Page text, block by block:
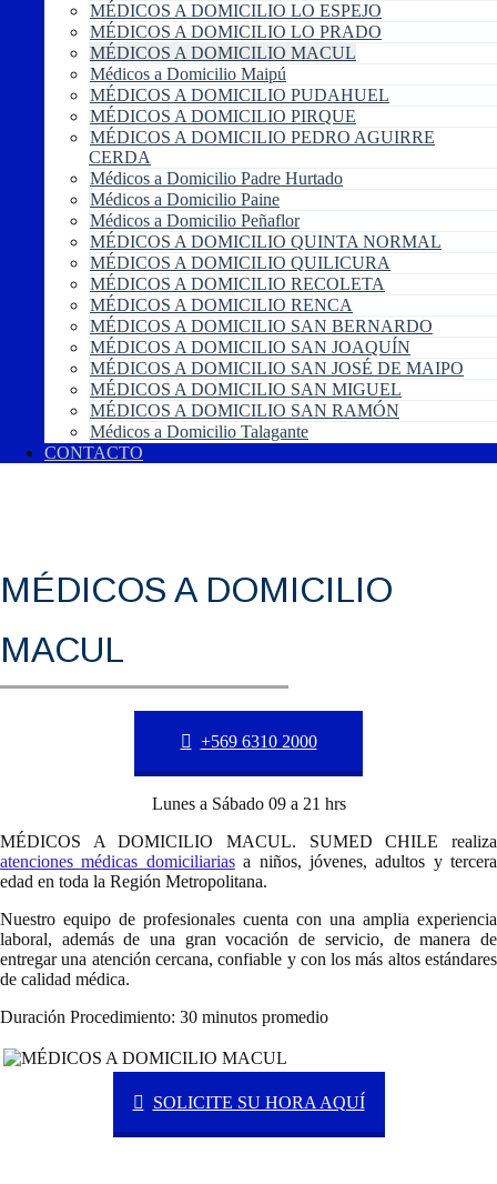
MÉDICOS A DOMICILIO LO ESPEJO
MÉDICOS A DOMICILIO LO PRADO
MÉDICOS A DOMICILIO MACUL
Médicos a Domicilio Maipú
MÉDICOS A DOMICILIO PUDAHUEL
MÉDICOS A DOMICILIO PIRQUE
MÉDICOS A DOMICILIO PEDRO AGUIRRE
CERDA
Médicos a Domicilio Padre Hurtado
Médicos a Domicilio Paine
Médicos a Domicilio Peñaflor
MÉDICOS A DOMICILIO QUINTA NORMAL
MÉDICOS A DOMICILIO QUILICURA
MÉDICOS A DOMICILIO RECOLETA
MÉDICOS A DOMICILIO RENCA
MÉDICOS A DOMICILIO SAN BERNARDO
MÉDICOS A DOMICILIO SAN JOAQUÍN
MÉDICOS A DOMICILIO SAN JOSÉ DE MAIPO
MÉDICOS A DOMICILIO SAN MIGUEL
MÉDICOS A DOMICILIO SAN RAMÓN
Médicos a Domicilio Talagante
CONTACTO
MÉDICOS A DOMICILIO
MACUL
+569 6310 2000
Lunes a Sábado 09 a 21 hrs
MÉDICOS A DOMICILIO MACUL. SUMED CHILE realiza
atenciones médicas domiciliariasa niños, jóvenes, adultos y tercera
edad en toda la Región Metropolitana.
Nuestro equipo de profesionales cuenta con una amplia experiencia
laboral, además de una gran vocación de servicio, de manera de
entregar una atención cercana, confiable y con los más altos estándares
de calidad médica.
Duración Procedimiento: 30 minutos promedio
SOLICITE SU HORA AQUÍ